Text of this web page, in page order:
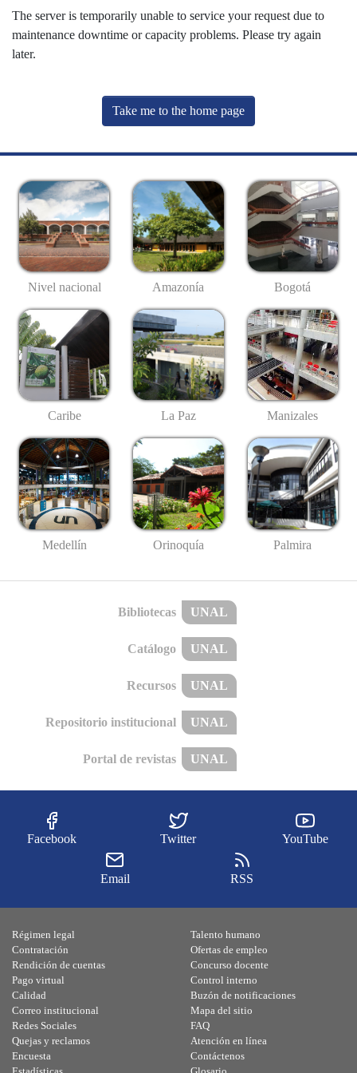
The server is temporarily unable to service your request due to
maintenance downtime or capacity problems. Please try again
later.
Take me to the home page
Nivel nacional Amazonía Bogotá
Caribe La Paz Manizales
Medellín Orinoquía Palmira
Bibliotecas UNAL
Catálogo UNAL
Recursos UNAL
Repositorio institucional UNAL
Portal de revistas UNAL
Facebook Twitter YouTube
Email RSS
Régimen legal
Contratación
Rendición de cuentas
Pago virtual
Calidad
Talento humano
Ofertas de empleo
Concurso docente
Control interno
Buzón de notificaciones
Correo institucional
Redes Sociales
Quejas y reclamos
Encuesta
Mapa del sitio
FAQ
Atención en línea
Contáctenos